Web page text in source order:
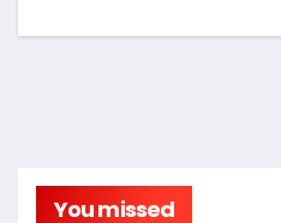
You missed